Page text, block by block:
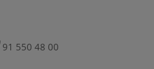
91 550 48 00